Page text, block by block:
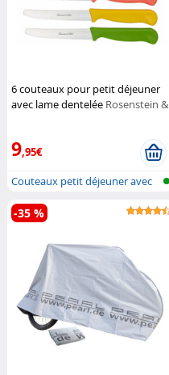
6 couteaux pour petit déjeuner
avec lame dentelée Rosenstein &
9,95€
Couteaux petit déjeuner avec
lame c...
-35 %